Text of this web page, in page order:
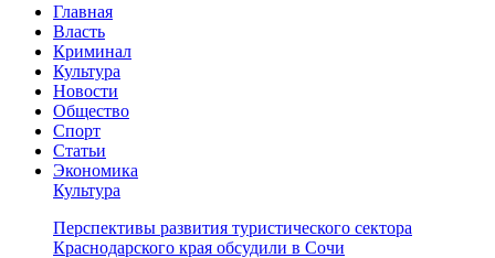
Главная
Власть
Криминал
Культура
Новости
Общество
Спорт
Статьи
Экономика
Культура
Перспективы развития туристического сектора
Краснодарского края обсудили в Сочи